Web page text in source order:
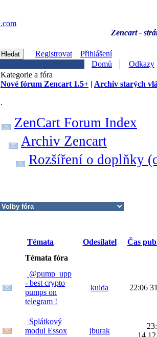
Zencart -
Registrovat
Přihlášení
Domů
Odkazy
Kategorie a fóra
Nové fórum Zencart 1.5+ | Archiv starých
.
ZenCart Forum Index
Archiv Zencart
Rozšíření o doplňky
Témata Odesílatel
Čas
Témata fóra
@pump_upp
- best crypto
pumps on
telegram !
kulda 22:06
Splátkový
modul Essox
jburak